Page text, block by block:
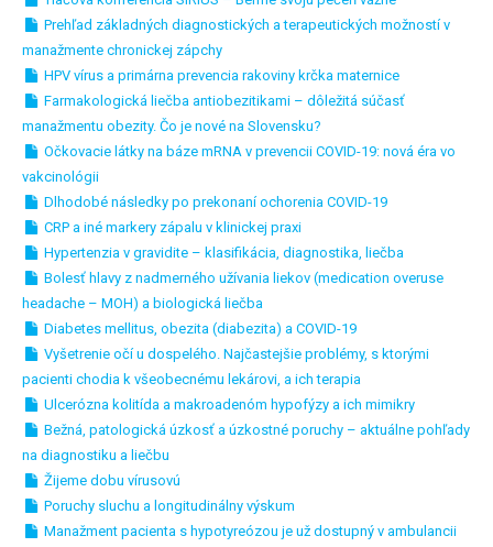
Prehľad základných diagnostických a terapeutických možností v
manažmente chronickej zápchy
HPV vírus a primárna prevencia rakoviny krčka maternice
Farmakologická liečba antiobezitikami – dôležitá súčasť
manažmentu obezity. Čo je nové na Slovensku?
Očkovacie látky na báze mRNA v prevencii COVID-19: nová éra vo
vakcinológii
Dlhodobé následky po prekonaní ochorenia COVID-19
CRP a iné markery zápalu v klinickej praxi
Hypertenzia v gravidite – klasifikácia, diagnostika, liečba
Bolesť hlavy z nadmerného užívania liekov (medication overuse
headache – MOH) a biologická liečba
Diabetes mellitus, obezita (diabezita) a COVID-19
Vyšetrenie očí u dospelého. Najčastejšie problémy, s ktorými
pacienti chodia k všeobecnému lekárovi, a ich terapia
Ulcerózna kolitída a makroadenóm hypofýzy a ich mimikry
Bežná, patologická úzkosť a úzkostné poruchy – aktuálne pohľady
na diagnostiku a liečbu
Žijeme dobu vírusovú
Poruchy sluchu a longitudinálny výskum
Manažment pacienta s hypotyreózou je už dostupný v ambulancii